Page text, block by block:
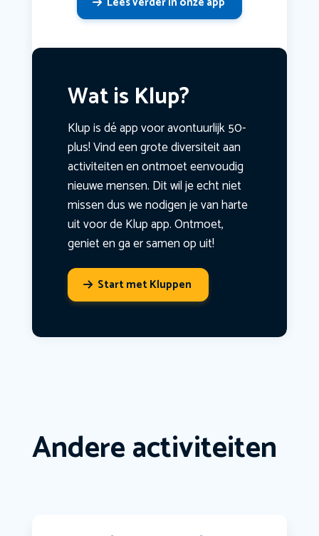
Wat is Klup?
Klup is dé app voor avontuurlijk 50-
plus! Vind een grote diversiteit aan
activiteiten en ontmoet eenvoudig
nieuwe mensen. Dit wil je echt niet
missen dus we nodigen je van harte
uit voor de Klup app. Ontmoet,
geniet en ga er samen op uit!
Start met Kluppen
Andere activiteiten